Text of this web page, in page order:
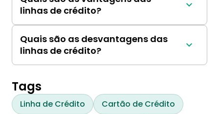
(apoiadas por ativos), não garantidas (com
base na solvência do tomador) e linhas de
crédito de ativo rotativo (para financiar ativos
ou estoques).
linhas de crédito?
As vantagens das linhas de crédito incluem
flexibilidade, acesso rápido a fundos e taxas de
juros potencialmente mais baixas do que os
empréstimos tradicionais.
Quais são as desvantagens das
linhas de crédito?
As desvantagens das linhas de crédito
riscos de violação de convênios e o potencial
de custos de saque e manutenção.
Tags
Linha de Crédito
Cartão de Crédito